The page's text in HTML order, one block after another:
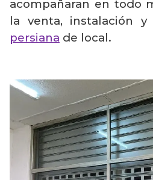
acompañaran en todo
la venta, instalación
persiana de local.